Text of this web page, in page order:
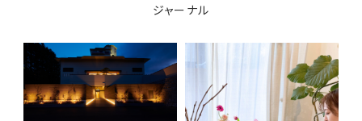
ジャーナル